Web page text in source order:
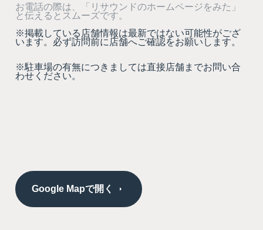
お電話の際は、「リサウンドのホームページをみた」
と伝えるとスムーズです。
※掲載している店舗情報は最新ではない可能性がござ
います。必ず訪問前に店舗へご確認をお願いします。
※駐車場の有無につきましては直接店舗までお問い合
わせください。
Google Mapで開く